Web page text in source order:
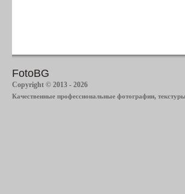
FotoBG
Copyright © 2013 - 2026
Качественные профессиональные фотографии,